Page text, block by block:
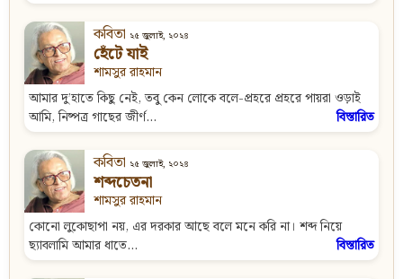
কবিতা ২৫ জুলাই, ২০২৪
হেঁটে যাই
শামসুর রাহমান
আমার দু’হাতে কিছু নেই, তবু কেন লোকে বলে-প্রহরে প্রহরে পায়রা ওড়াই
আমি, নিষ্পত্র গাছের জীর্ণ...
বিস্তারিত
কবিতা ২৫ জুলাই, ২০২৪
শব্দচেতনা
শামসুর রাহমান
কোনো লুকোছাপা নয়, এর দরকার আছে বলে মনে করি না। শব্দ নিয়ে
ছ্যাবলামি আমার ধাতে...
বিস্তারিত